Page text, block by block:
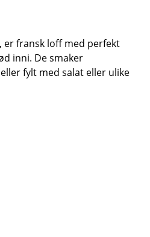
er fransk loff med perfekt
inni. De smaker
fylt med salat eller ulike